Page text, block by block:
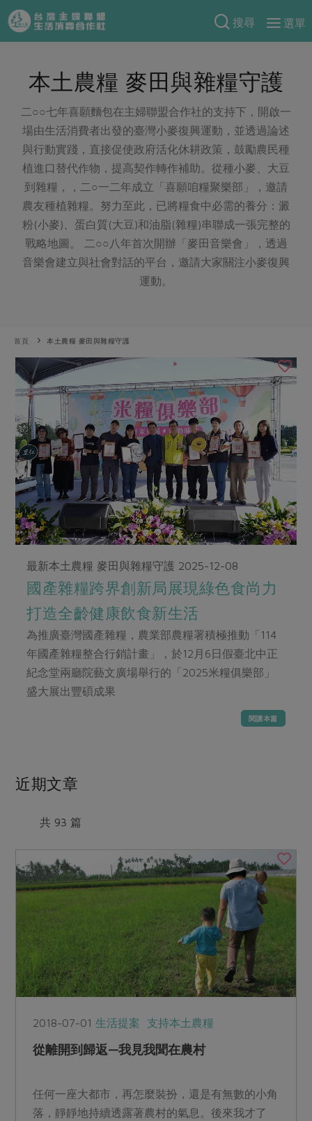
搜尋
選單
產品分類
當季蔬果
一籃菜 當令水果
芽苗類 蕈菇類
辛香料類
蛋 乳製品
豆製品 米麵雜糧
水畜加工品
調理食材・點心
調味醬料/南北貨 烘焙
休閒零嘴 沖泡飲品
保健食品
居家好物
美妝保養 個人清潔
日用品 圖書禮品
防災用品
最新產品
優惠專區
食譜料理
食材
米食
麵食
肉食
海鮮
常備菜
蔬食
料理方式
烘焙．點心
醬料
湯品．鍋物
漬物
涼拌沙拉
飲品
主題食譜
異國料理
年菜食譜
養身食補
節慶大餐
高麗菜海鮮煎餅
特別企畫
預購活動
把最好的台灣味帶回家！
防災用品預購圓滿結束
2026年端午節預購圓滿結束
更多預購活動
合作25-精選產品第三彈
更多當季產品
議題活動
主婦聯盟X樂齡網特約優惠案
30%rPET紅烏龍茶
2024農業發展計畫年度報告
綠主張
觀點文章
主婦食堂 一籃菜真心話
社內大小事 合作聯合國
產品故事 生活提案
關注議題
減硝酸鹽 惜食
非基改運動 支持本土農糧
廢核運動 能源議題
減添加物 減塑減廢
公益金 食農教育
更多議題
生活者e週報
綠主張月刊
典藏閱覽室
關於合作社
認識合作社
自主把關
檢驗報告
硝酸鹽檢驗
社員權益
合作社法規
社務專區
下載專區
地區活動
重要公告
本土農糧 麥田與雜糧守護
二○○七年喜願麵包在主婦聯盟合作社的支持下，開啟一
場由生活消費者出發的臺灣小麥復興運動，並透過論述
與行動實踐，直接促使政府活化休耕政策，鼓勵農民種
植進口替代作物，提高契作轉作補助。從種小麥、大豆
到雜糧，，二○一二年成立「喜願咱糧聚樂部」，邀請
農友種植雜糧。努力至此，已將糧食中必需的養分：澱
粉(小麥)、蛋白質(大豆)和油脂(雜糧)串聯成一張完整的
戰略地圖。 二○○八年首次開辦「麥田音樂會」，透過
音樂會建立與社會對話的平台，邀請大家關注小麥復興
運動。
首頁 本土農糧 麥田與雜糧守護
最新本土農糧 麥田與雜糧守護 2025-12-08
國產雜糧跨界創新局展現綠色食尚力
打造全齡健康飲食新生活
為推廣臺灣國產雜糧，農業部農糧署積極推動「114
年國產雜糧整合行銷計畫」，於12月6日假臺北中正
紀念堂兩廳院藝文廣場舉行的「2025米糧俱樂部」
盛大展出豐碩成果
閱讀本篇
近期文章
共 93 篇
2018-07-01生活提案 支持本土農糧
從離開到歸返—我見我聞在農村
任何一座大都市，再怎麼裝扮，還是有無數的小角
落，靜靜地持續透露著農村的氣息。後來我才了